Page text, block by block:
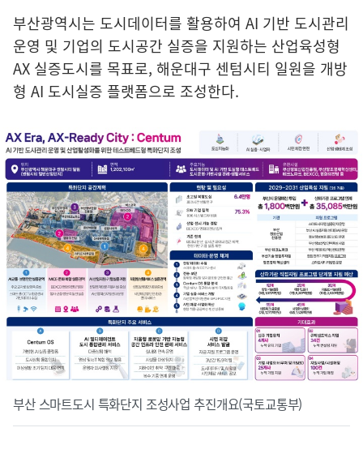
부산광역시는 도시데이터를 활용하여 AI 기반 도시관리
운영 및 기업의 도시공간 실증을 지원하는 산업육성형
AX 실증도시를 목표로, 해운대구 센텀시티 일원을 개방
형 AI 도시실증 플랫폼으로 조성한다.
부산 스마트도시 특화단지 조성사업 추진개요(국토교통부)